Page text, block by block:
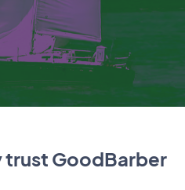
trust GoodBarber